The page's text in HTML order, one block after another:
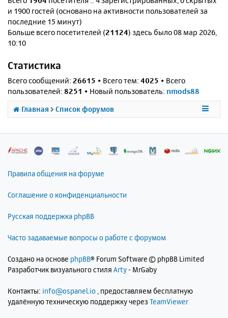
и 1900 гостей (основано на активности пользователей за
последние 15 минут)
Больше всего посетителей (21124) здесь было 08 мар 2026,
10:10
Статистика
Всего сообщений: 26615 • Всего тем: 4025 • Всего
пользователей: 8251 • Новый пользователь: nmods88
Главная Список форумов
Правила общения на форуме
Соглашение о конфиденциальности
Русская поддержка phpBB
Часто задаваемые вопросы о работе с форумом
Создано на основе phpBB® Forum Software © phpBB Limited
Разработчик визуального стиля Arty- MrGaby
Контакты: info@ospanel.io , предоставляем бесплатную
удалённую техническую поддержку через TeamViewer